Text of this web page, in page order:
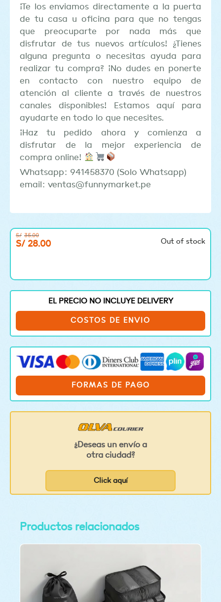
¡Te los enviamos directamente a la puerta
de tu casa u oficina para que no tengas
que preocuparte por nada más que
disfrutar de tus nuevos artículos! ¿Tienes
alguna pregunta o necesitas ayuda para
realizar tu compra? ¡No dudes en ponerte
en contacto con nuestro equipo de
atención al cliente a través de nuestros
canales disponibles! Estamos aquí para
ayudarte en todo lo que necesites.
¡Haz tu pedido ahora y comienza a
disfrutar de la mejor experiencia de
compra online!
Whatsapp: 941458370 (Solo Whatsapp)
email: ventas@funnymarket.pe
S/ 35.00
S/ 28.00 Out of stock
EL PRECIO NO INCLUYE DELIVERY
COSTOS DE ENVIO
FORMAS DE PAGO
¿Deseas un envío a
otra ciudad?
Click aquí
Productos relacionados